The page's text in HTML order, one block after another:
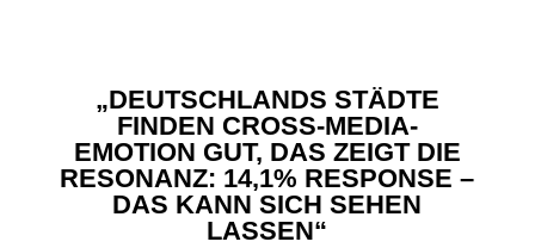
„DEUTSCHLANDS STÄDTE
FINDEN CROSS-MEDIA-
EMOTION GUT, DAS ZEIGT DIE
RESONANZ: 14,1% RESPONSE –
DAS KANN SICH SEHEN
LASSEN“